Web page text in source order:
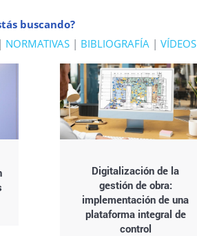
buscando?
| NORMATIVAS | BIBLIOGRAFÍA | VÍDEOS
Digitalización de la
gestión de obra:
implementación de una
plataforma integral de
control